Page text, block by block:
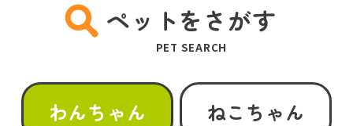
ペットをさがす
PET SEARCH
わんちゃん ねこちゃん